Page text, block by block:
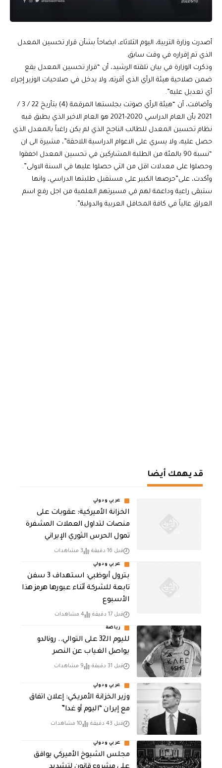
أصدرت وزارة التربية، اليوم الثلاثاء، ايضاحاً بشأن قرار تحسين المعدل
الذي تم إقراره في وقت سابق.
وذكرت الوزارة في بيان تلقته الرشيد، أن “قرار تحسين المعدل يقع
ضمن صلاحية هيئة الرأي الذي أقرته، ولا يدخل في صلاحيات الوزير إجراء
أي تعديل عليه”.
وأضافت، أن “هيئة الرأي صوتت بجلستها المرقمة (4) بتأريخ 22 / 3 /
2021 بأن العام الدراسي 2020-2021 هو العام الاخير الذي يطبق فيه
نظام تحسين المعدل للطالب الناجح الذي لم يكن راغباً بالمعدل الذي
حصل عليه، ولا يسري على الاعوام الدراسية اللاحقة”، مشيرة الى ان
“نسبة 90 بالمئة من الطلبة المشاركين في تحسين المعدل اخفقوا
وحصلوا على معدلات اقل من التي حصلوا عليها في السنة الاولى”.
وأكدت، على”حرصها الكبير على مستقبل طلبتها الدراسي، وانها
ستبقى راعية وداعمة لهم في مسيرتهم العلمية من اجل رفع اسم
العراق عالياً في كافة المحافل العربية والدولية”.
قد يهمك أيضا
عربي ودولي
الخزانة الأميركية: عقوبات على
منصات لتداول العملات المشفرة
تمول الحرس الثوري الإيراني
قبل 16 دقيقة 3 مشاهدات
عربي ودولي
بترول أبوظبي: استهداف 3 سفن
تابعة للشركة أثناء عبورها هرمز هذا
الأسبوع
قبل 17 دقيقة 4 مشاهدات
رياضة
لليوم الـ32 على التوالي.. رونالدو
يواصل الغياب عن النصر
قبل 31 دقيقة 9 مشاهدات
عربي ودولي
وزير الخزانة الأمريكي: إعلان اتفاق
مع إيران “اليوم أو غدا”
قبل 43 دقيقة 10 مشاهدات
عربي ودولي
مجلس الشيوخ الأميركي يوافق